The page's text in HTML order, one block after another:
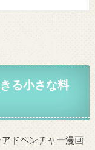
る小さな料
ドベンチャー漫画